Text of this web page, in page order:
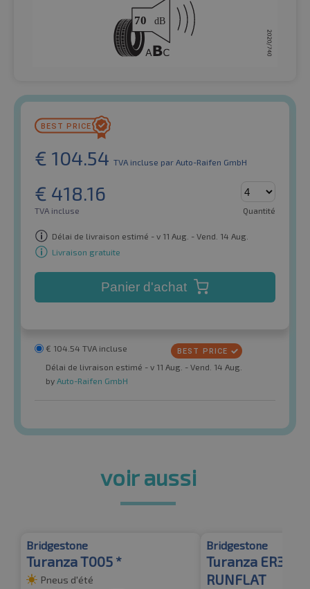
€ 104.54 TVA incluse par Auto-Raifen GmbH
€ 418.16
TVA incluse Quantité
Délai de livraison estimé - v 11 Aug. - Vend. 14 Aug.
Livraison gratuite
Panier d'achat
€ 104.54 TVA incluse
Délai de livraison estimé - v 11 Aug. - Vend. 14 Aug.
by Auto-Raifen GmbH
voir aussi
Bridgestone
Turanza T005 *
Pneus d'été
Bridgestone
Turanza
RUNFLAT